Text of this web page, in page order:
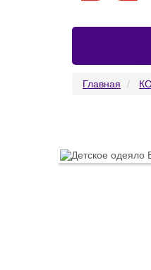
Главная